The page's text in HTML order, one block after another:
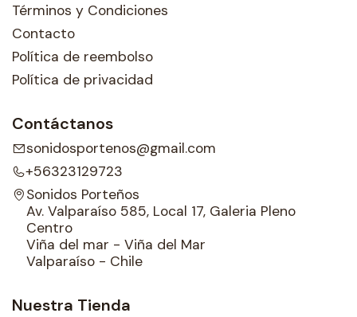
Términos y Condiciones
Contacto
Política de reembolso
Política de privacidad
Contáctanos
sonidosportenos@gmail.com
+56323129723
Sonidos Porteños
Av. Valparaíso 585, Local 17, Galeria Pleno
Centro
Viña del mar - Viña del Mar
Valparaíso - Chile
Nuestra Tienda